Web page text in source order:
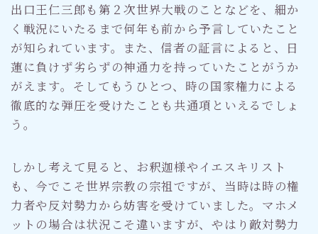
出口王仁三郎も第２次世界大戦のことなどを、細か
く戦況にいたるまで何年も前から予言していたこと
が知られています。また、信者の証言によると、日
蓮に負けず劣らずの神通力を持っていたことがうか
がえます。そしてもうひとつ、時の国家権力による
徹底的な弾圧を受けたことも共通項といえるでしょ
う。
しかし考えて見ると、お釈迦様やイエスキリスト
も、今でこそ世界宗教の宗祖ですが、当時は時の権
力者や反対勢力から妨害を受けていました。マホメ
ットの場合は状況こそ違いますが、やはり敵対勢力